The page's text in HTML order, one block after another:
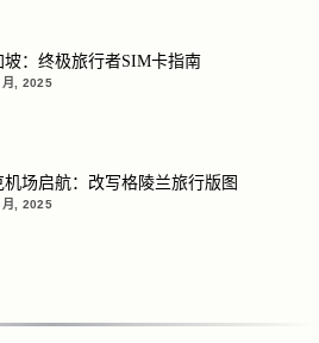
坡：终极旅行者SIM卡指南
, 2025
机场启航：改写格陵兰旅行版图
, 2025